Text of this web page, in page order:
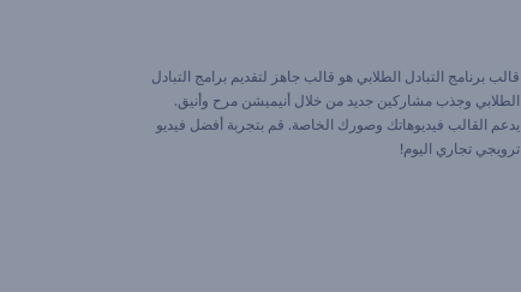
قالب برنامج التبادل الطلابي هو قالب جاهز لتقديم برامج التبادل
الطلابي وجذب مشاركين جديد من خلال أنيميشن مرح وأنيق.
يدعم القالب فيديوهاتك وصورك الخاصة. قم بتجربة أفضل فيديو
ترويجي تجاري اليوم!